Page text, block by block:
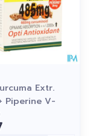
Extr.
Piperine V-